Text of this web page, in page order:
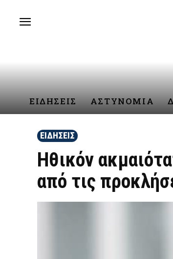
ΕΙΔΗΣΕΙΣ ΑΣΤΥΝΟΜΙΑ
ΕΙΔΗΣΕΙΣ
Ηθικόν
από τις